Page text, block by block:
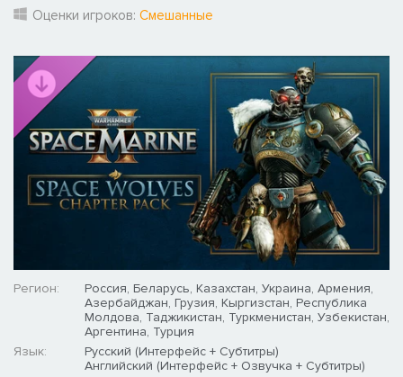
Оценки игроков: Смешанные
Регион:
Россия, Беларусь, Казахстан, Украина, Армения,
Азербайджан, Грузия, Кыргизстан, Республика
Молдова, Таджикистан, Туркменистан, Узбекистан,
Аргентина, Турция
Язык:
Русский (Интерфейс + Субтитры)
Английский (Интерфейс + Озвучка + Субтитры)